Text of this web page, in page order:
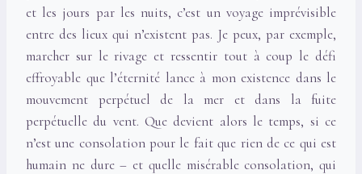
et les jours par les nuits, c’est un voyage imprévisible
entre des lieux qui n’existent pas. Je peux, par exemple,
marcher sur le rivage et ressentir tout à coup le défi
effroyable que l’éternité lance à mon existence dans le
mouvement perpétuel de la mer et dans la fuite
perpétuelle du vent. Que devient alors le temps, si ce
n’est une consolation pour le fait que rien de ce qui est
humain ne dure – et quelle misérable consolation, qui